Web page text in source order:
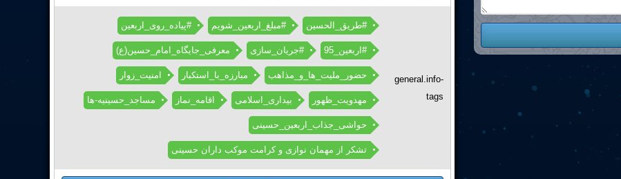
general.info-
tags
#طریق_الحسین #مبلغ_اربعین_شویم #پیاده_روی_اربعین
#اربعین_95 #جریان_سازی معرفی_جایگاه_امام_حسین(ع)
حضور_ملیت_ها_و_مذاهب مبارزه_با_استکبار امنیت_زوار
مهدویت_ظهور بیداری_اسلامی اقامه_نماز مساجد_حسینیه-ها
حواشی_جذاب_اربعین_حسینی
تشکر از مهمان نوازی و کرامت موکب داران حسینی